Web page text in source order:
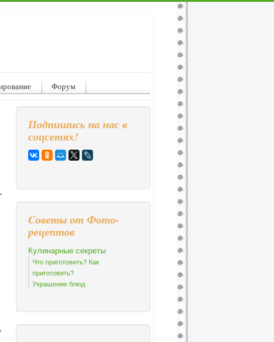
Форум
Подпишись на нас в
соцсетях!
Cоветы от Фото-
рецептов
Кулинарные секреты
Что приготовить? Как
приготовить?
Украшение блюд